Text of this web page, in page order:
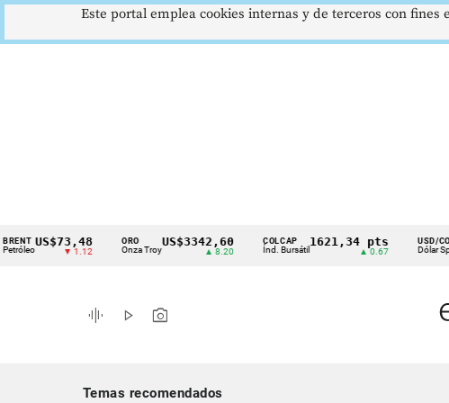
Cintillo
indicadores
económicos
▼ 1.12
ORO
Onza Troy
US$3342,60 COLCAP
Índ. Bursátil
1621,34 pts USD/COP
Dólar Spot ▲
graphic_eq play_arrow photo_camera
Temas recomendados
Este portal emplea cookies internas y de terceros con